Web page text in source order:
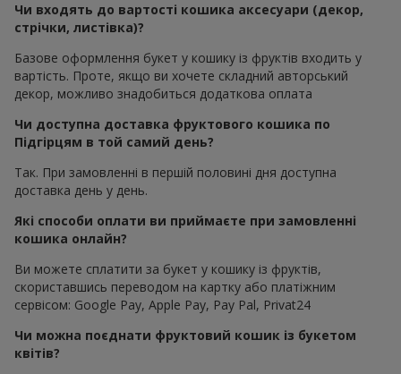
Чи входять до вартості кошика аксесуари (декор,
стрічки, листівка)?
Базове оформлення букет у кошику із фруктів входить у
вартість. Проте, якщо ви хочете складний авторський
декор, можливо знадобиться додаткова оплата
Чи доступна доставка фруктового кошика по
Підгірцям в той самий день?
Так. При замовленні в першій половині дня доступна
доставка день у день.
Які способи оплати ви приймаєте при замовленні
кошика онлайн?
Ви можете сплатити за букет у кошику із фруктів,
скориставшись переводом на картку або платіжним
сервісом: Google Pay, Apple Pay, Pay Pal, Privat24
Чи можна поєднати фруктовий кошик із букетом
квітів?